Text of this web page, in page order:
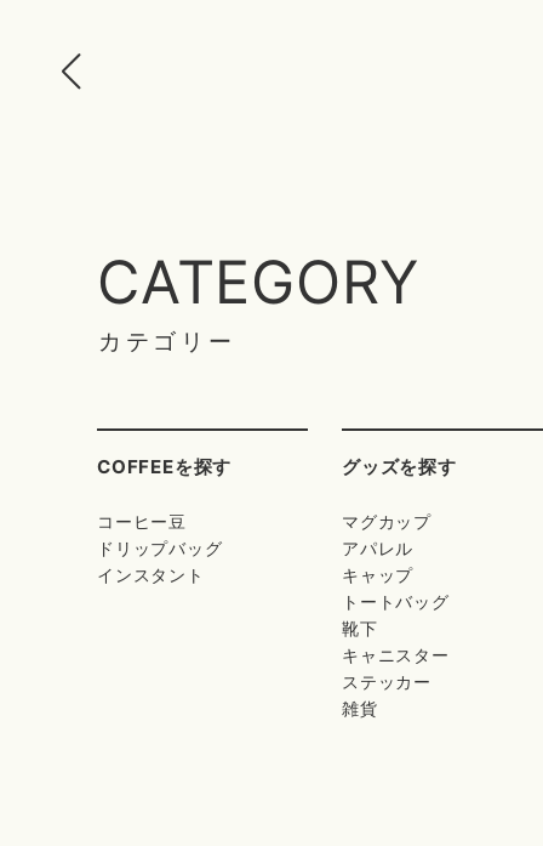
CATEGORY
カテゴリー
COFFEEを探す
コーヒー豆
ドリップバッグ
インスタント
グッズを探す
マグカップ
アパレル
キャップ
トートバッグ
靴下
キャニスター
ステッカー
雑貨